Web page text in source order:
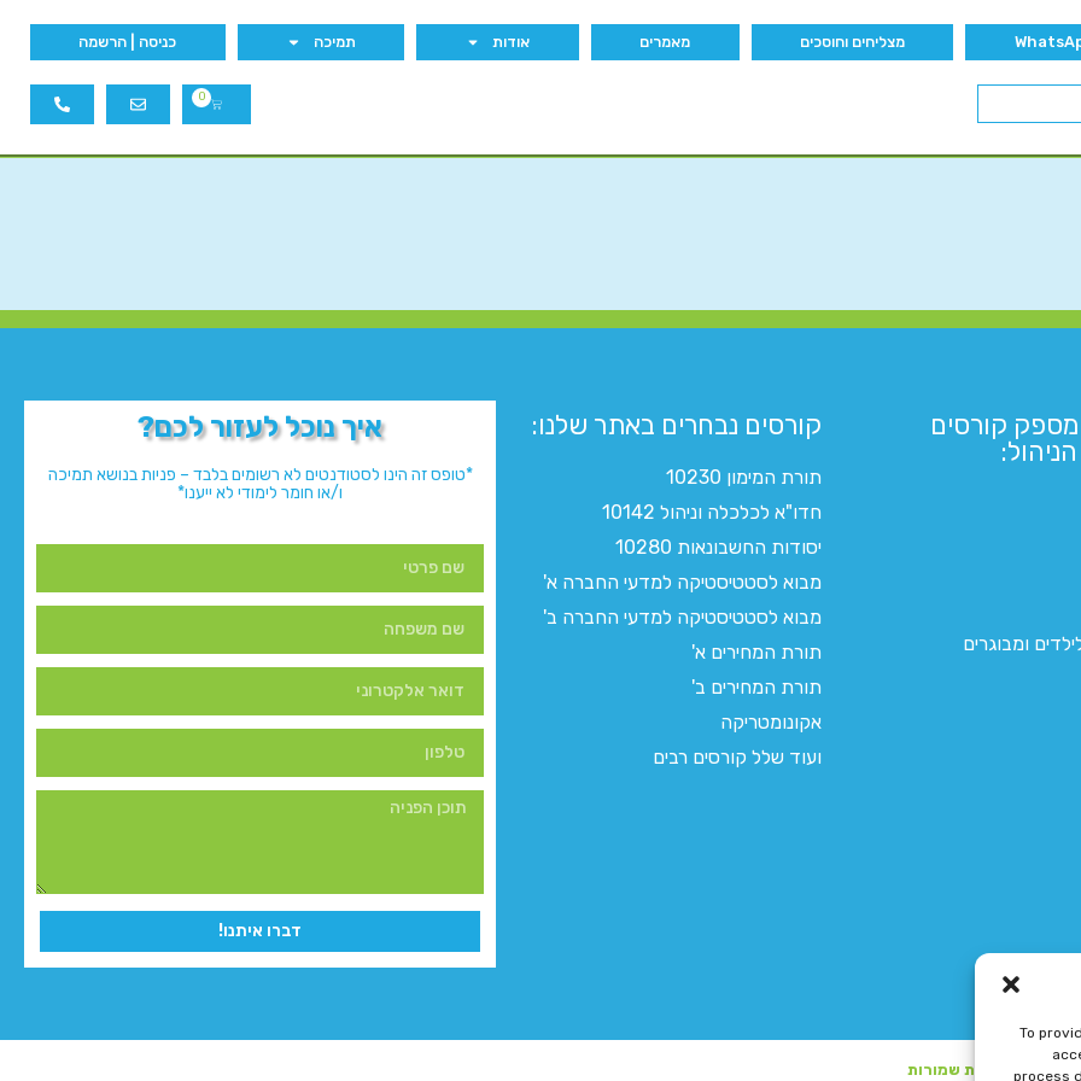
To
process
מצליחים וחוסכים מאמרים אודות תמיכה כניסה | הרשמה
0
קורסים
ומבוגרים
קורסים נבחרים באתר שלנו:​
תורת המימון 10230
חדו"א לכלכלה וניהול 10142
יסודות החשבונאות 10280
מבוא לסטטיסטיקה למדעי החברה א'
מבוא לסטטיסטיקה למדעי החברה ב'
תורת המחירים א'
תורת המחירים ב'
אקונומטריקה
ועוד שלל קורסים רבים
איך נוכל לעזור לכם?
*טופס זה הינו לסטודנטים לא רשומים בלבד – פניות בנושא תמיכה
ו/או חומר לימודי לא ייענו*
דברו איתנו!